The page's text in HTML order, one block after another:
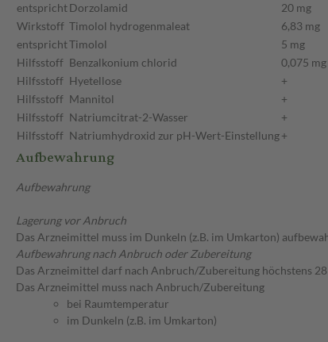
entsprichtDorzolamid
20 mg
Wirkstoff Timolol hydrogenmaleat
6,83 mg
entsprichtTimolol
5 mg
Hilfsstoff Benzalkonium chlorid
0,075 mg
Hilfsstoff Hyetellose
+
Hilfsstoff Mannitol
+
Hilfsstoff Natriumcitrat-2-Wasser
+
Hilfsstoff Natriumhydroxid zur pH-Wert-Einstellung+
Aufbewahrung
Aufbewahrung
Lagerung vor Anbruch
Das Arzneimittel muss im Dunkeln (z.B. im Umkarton)
Aufbewahrung nach Anbruch oder Zubereitung
Das Arzneimittel darf nach Anbruch/Zubereitung höchstens 28
Das Arzneimittel muss nach Anbruch/Zubereitung
bei Raumtemperatur
im Dunkeln (z.B. im Umkarton)